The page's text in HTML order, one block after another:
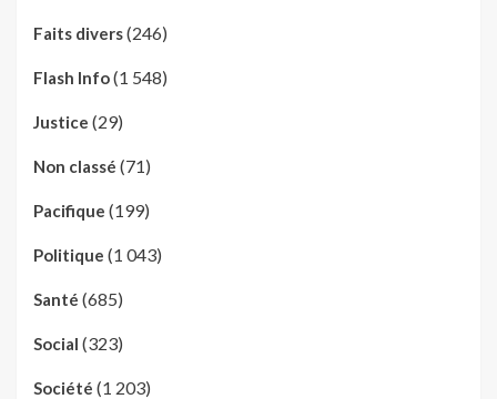
Faits divers(246)
Flash Info(1 548)
Justice (29)
Non classé (71)
Pacifique (199)
Politique (1 043)
Santé (685)
Social (323)
Société (1 203)